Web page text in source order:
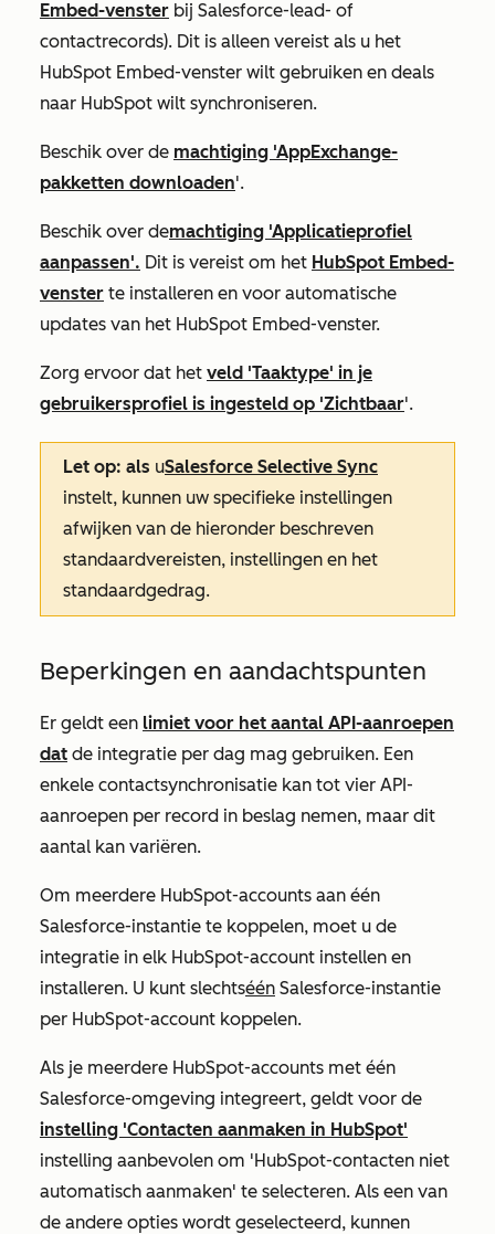
Embed-venster bij Salesforce-lead- of
contactrecords). Dit is alleen vereist als u het
HubSpot Embed-venster wilt gebruiken en deals
naar HubSpot wilt synchroniseren.
Beschik over de machtiging 'AppExchange-
pakketten downloaden'.
Beschik over demachtiging 'Applicatieprofiel
aanpassen'. Dit is vereist om het HubSpot Embed-
venster te installeren en voor automatische
updates van het HubSpot Embed-venster.
Zorg ervoor dat het veld 'Taaktype' in je
gebruikersprofiel is ingesteld op 'Zichtbaar'.
Let op: als uSalesforce Selective Sync
instelt, kunnen uw specifieke instellingen
afwijken van de hieronder beschreven
standaardvereisten, instellingen en het
standaardgedrag.
Beperkingen en aandachtspunten
Er geldt een limiet voor het aantal API-aanroepen
dat de integratie per dag mag gebruiken. Een
enkele contactsynchronisatie kan tot vier API-
aanroepen per record in beslag nemen, maar dit
aantal kan variëren.
Om meerdere HubSpot-accounts aan één
Salesforce-instantie te koppelen, moet u de
integratie in elk HubSpot-account instellen en
installeren. U kunt slechtséén Salesforce-instantie
per HubSpot-account koppelen.
Als je meerdere HubSpot-accounts met één
Salesforce-omgeving integreert, geldt voor de
instelling 'Contacten aanmaken in HubSpot'
instelling aanbevolen om 'HubSpot-contacten niet
automatisch aanmaken' te selecteren. Als een van
de andere opties wordt geselecteerd, kunnen